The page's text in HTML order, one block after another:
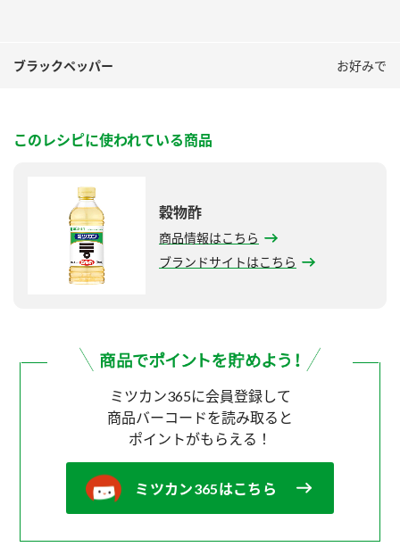
ブラックペッパー お好みで
このレシピに使われている商品
穀物酢
商品情報はこちら
ブランドサイトはこちら
ミツカン365に会員登録して
商品バーコードを読み取ると
ポイントがもらえる！
ミツカン365はこちら